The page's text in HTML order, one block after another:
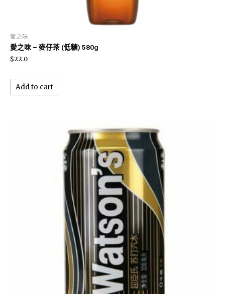
愛之味
愛之味 – 麥仔茶 (低糖) 580g
$22.0
Add to cart